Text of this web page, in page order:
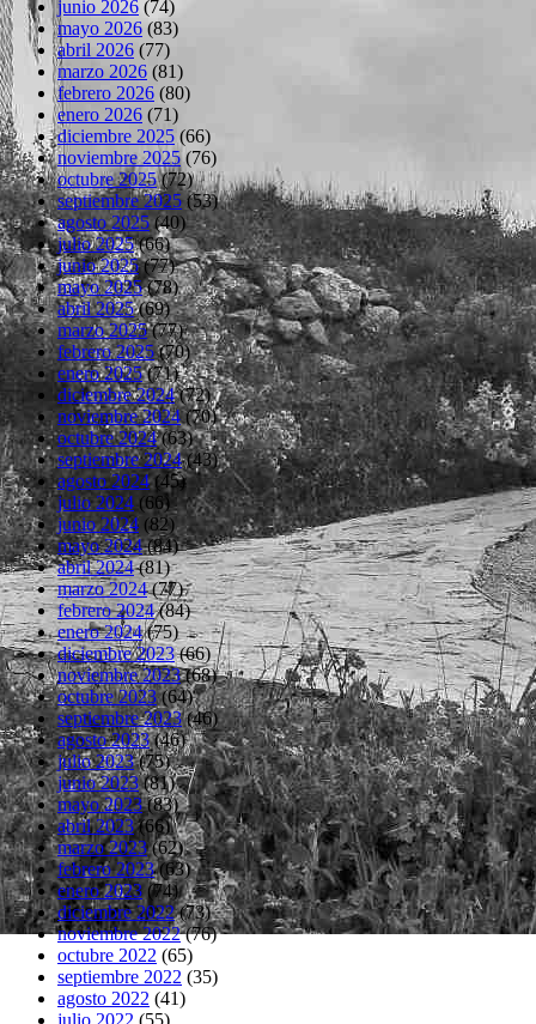
junio 2026 (74)
mayo 2026 (83)
abril 2026 (77)
marzo 2026 (81)
febrero 2026 (80)
enero 2026 (71)
diciembre 2025 (66)
noviembre 2025(76)
octubre 2025(72)
septiembre 2025(53)
agosto 2025(40)
julio 2025(66)
junio 2025(77)
mayo 2025(78)
abril 2025(69)
marzo 2025(77)
febrero 2025(70)
enero 2025(71)
diciembre 2024(72)
noviembre 2024(70)
octubre 2024(63)
septiembre 2024(43)
agosto 2024(45)
julio 2024 (66)
junio 2024 (82)
mayo 2024(84)
abril 2024(81)
marzo 2024(77)
febrero 2024(84)
enero 2024(75)
diciembre 2023(66)
noviembre 2023(68)
octubre 2023(64)
septiembre 2023(46)
agosto 2023(46)
julio 2023(75)
junio 2023(81)
mayo 2023(83)
abril 2023(66)
marzo 2023(62)
febrero 2023(63)
enero 2023 (74)
diciembre 2022(73)
noviembre 2022(76)
octubre 2022 (65)
septiembre 2022 (35)
agosto 2022 (41)
julio 2022 (55)